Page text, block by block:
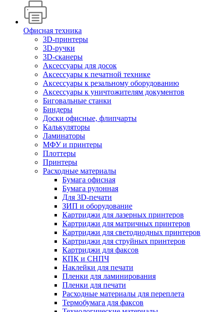
Офисная техника
3D-принтеры
3D-ручки
3D-сканеры
Аксессуары для досок
Аксессуары к печатной технике
Аксессуары к резальному оборудованию
Аксессуары к уничтожителям документов
Биговальные станки
Биндеры
Доски офисные, флипчарты
Калькуляторы
Ламинаторы
МФУ и принтеры
Плоттеры
Принтеры
Расходные материалы
Бумага офисная
Бумага рулонная
Для 3D-печати
ЗИП и оборудование
Картриджи для лазерных принтеров
Картриджи для матричных принтеров
Картриджи для светодиодных принтеров
Картриджи для струйных принтеров
Картриджи для факсов
КПК и СНПЧ
Наклейки для печати
Пленки для ламинирования
Пленки для печати
Расходные материалы для переплета
Термобумага для факсов